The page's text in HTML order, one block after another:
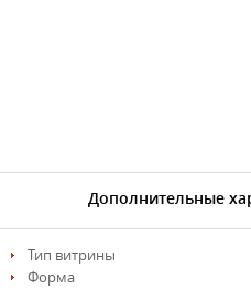
Дополнительные
Тип витрины
Форма